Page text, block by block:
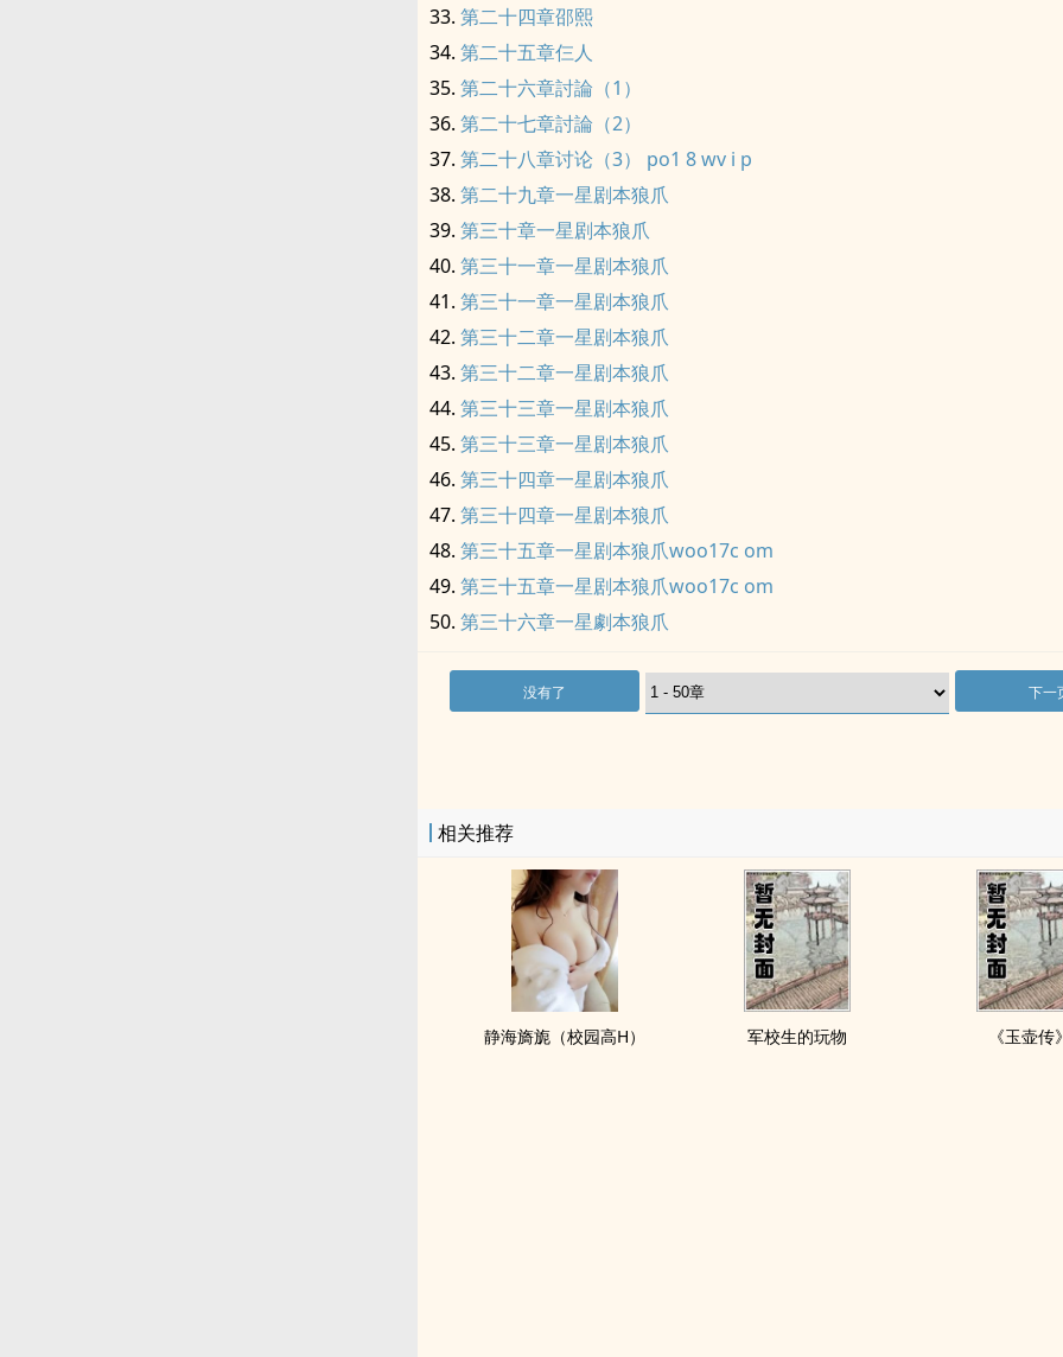
第二十四章邵熙
第二十五章仨人
第二十六章討論（1）
第二十七章討論（2）
第二十八章讨论（3） po1 8 wv i p
第二十九章一星剧本狼爪
第三十章一星剧本狼爪
第三十一章一星剧本狼爪
第三十一章一星剧本狼爪
第三十二章一星剧本狼爪
第三十二章一星剧本狼爪
第三十三章一星剧本狼爪
第三十三章一星剧本狼爪
第三十四章一星剧本狼爪
第三十四章一星剧本狼爪
第三十五章一星剧本狼爪woo17c om
第三十五章一星剧本狼爪woo17c om
第三十六章一星劇本狼爪
没有了 下一
相关推荐
静海旖旎（校园高H） 军校生的玩物 《玉壶传